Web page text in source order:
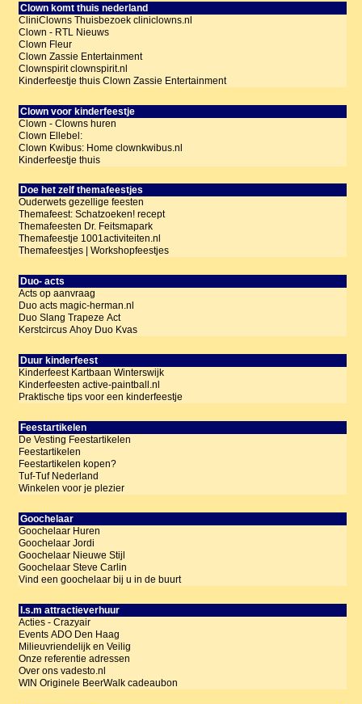
Clown komt thuis nederland
CliniClowns Thuisbezoek cliniclowns.nl
Clown - RTL Nieuws
Clown Fleur
Clown Zassie Entertainment
Clownspirit clownspirit.nl
Kinderfeestje thuis Clown Zassie Entertainment
Clown voor kinderfeestje
Clown - Clowns huren
Clown Ellebel:
Clown Kwibus: Home clownkwibus.nl
Kinderfeestje thuis
Doe het zelf themafeestjes
Ouderwets gezellige feesten
Themafeest: Schatzoeken! recept
Themafeesten Dr. Feitsmapark
Themafeestje 1001activiteiten.nl
Themafeestjes | Workshopfeestjes
Duo- acts
Acts op aanvraag
Duo acts magic-herman.nl
Duo Slang Trapeze Act
Kerstcircus Ahoy Duo Kvas
Duur kinderfeest
Kinderfeest Kartbaan Winterswijk
Kinderfeesten active-paintball.nl
Praktische tips voor een kinderfeestje
Feestartikelen
De Vesting Feestartikelen
Feestartikelen
Feestartikelen kopen?
Tuf-Tuf Nederland
Winkelen voor je plezier
Goochelaar
Goochelaar Huren
Goochelaar Jordi
Goochelaar Nieuwe Stijl
Goochelaar Steve Carlin
Vind een goochelaar bij u in de buurt
I.s.m attractieverhuur
Acties - Crazyair
Events ADO Den Haag
Milieuvriendelijk en Veilig
Onze referentie adressen
Over ons vadesto.nl
WIN Originele BeerWalk cadeaubon